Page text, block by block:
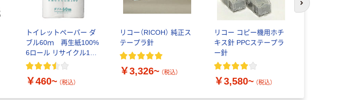
トイレットペーパー ダ
ブル60ｍ 再生紙100%
6ロール リサイクル100
芯あり FSC認証
￥460~ （税込）
リコー（RICOH） 純正ス
テープラ針
￥3,326~ （税込）
リコー コピー機用ホチ
キス針 PPCステープラ
ー針
￥3,580~ （税込）
次のスライド